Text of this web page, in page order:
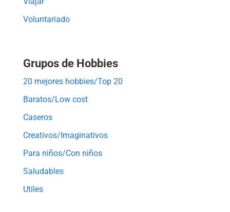
Voluntariado
Grupos de Hobbies
20 mejores hobbies/Top 20
Baratos/Low cost
Caseros
Creativos/Imaginativos
Para niños/Con niños
Saludables
Utiles